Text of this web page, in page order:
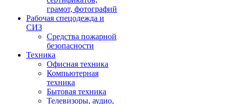
грамот, фотографий
Рабочая спецодежда и
СИЗ
Средства пожарной
безопасности
Техника
Офисная техника
Компьютерная
техника
Бытовая техника
Телевизоры, аудио,